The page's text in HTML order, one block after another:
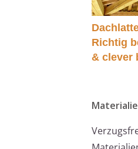
Richtig
& clever